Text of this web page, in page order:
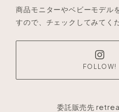
商品モニターやベビーモデル
すので、チェックしてみてく
FOLLOW!
委託販売先